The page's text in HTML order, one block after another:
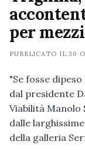
per
PUBBLICATO IL30
"Se fosse
dal presidente
Viabilità Manolo
dalle
della galleria